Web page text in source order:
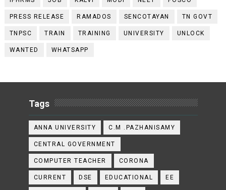
PRESS RELEASE RAMADOS SENCOTAYAN TN GOVT
TNPSC TRAIN TRAINING UNIVERSITY UNLOCK
WANTED WHATSAPP
Tags
ANNA UNIVERSITY C.M .PAZHANISAMY
CENTRAL GOVERNMENT
COMPUTER TEACHER CORONA
CURRENT DSE EDUCATIONAL EE